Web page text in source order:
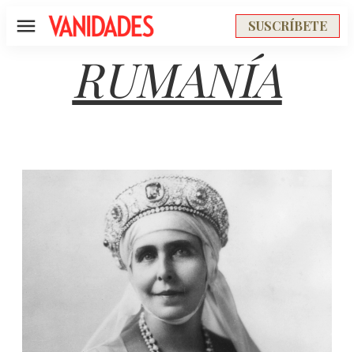
Menú SUSCRÍBETE
RUMANÍA